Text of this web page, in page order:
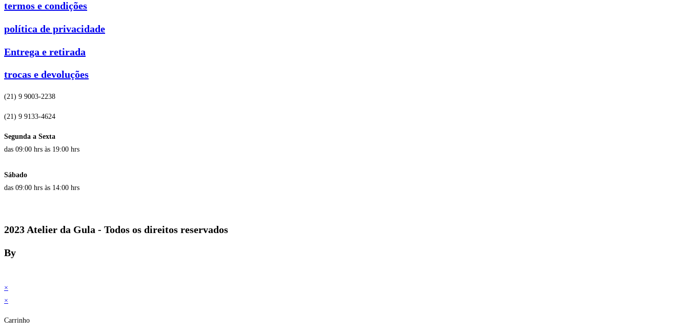
termos e condições
política de privacidade
Entrega e retirada
trocas e devoluções
(21) 9 9003-2238
(21) 9 9133-4624
Segunda a Sexta
das 09:00 hrs às 19:00 hrs
Sábado
das 09:00 hrs às 14:00 hrs
2023 Atelier da Gula - Todos os direitos reservados
By
×
×
Carrinho